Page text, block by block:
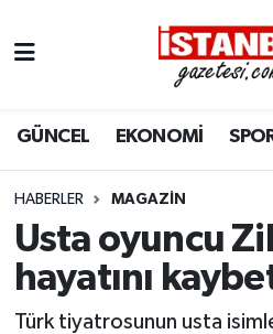
GÜNCEL EKONOMİ
HABERLER MAGAZIN
Usta oyuncu
hayatını
Türk tiyatrosunun usta
EKONOMİ
İSTANBUL
DÜNYA
Nöbetçi Eczaneler
Hava Durumu
Trafik Durumu
Süper Lig Puan Durumu